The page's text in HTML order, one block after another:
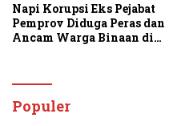
Napi Korupsi Eks Pejabat
Pemprov Diduga Peras dan
Ancam Warga Binaan di
Populer